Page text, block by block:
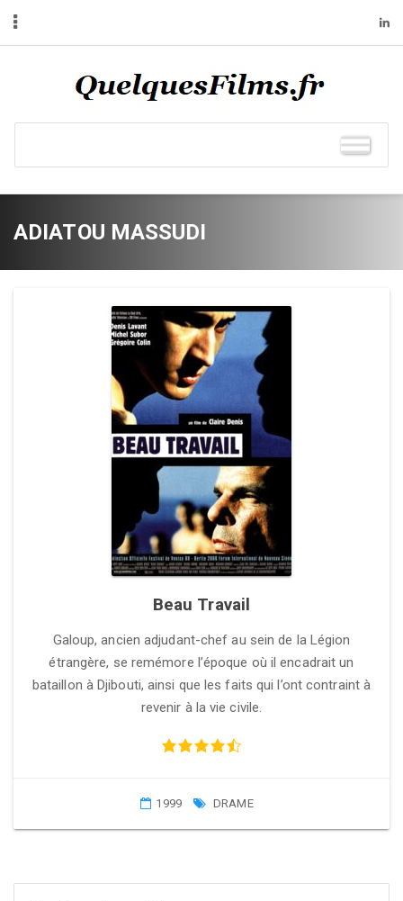
ADIATOU MASSUDI
Beau Travail
Galoup, ancien adjudant-chef au sein de la Légion
étrangère, se remémore l’époque où il encadrait un
bataillon à Djibouti, ainsi que les faits qui l’ont contraint à
revenir à la vie civile.
1999 DRAME